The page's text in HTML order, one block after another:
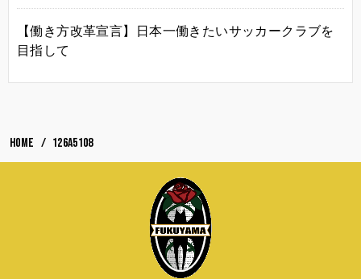
【働き方改革宣言】日本一働きたいサッカークラブを
目指して
HOME 126A5108